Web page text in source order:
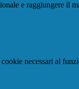
e raggiungere il
necessari al